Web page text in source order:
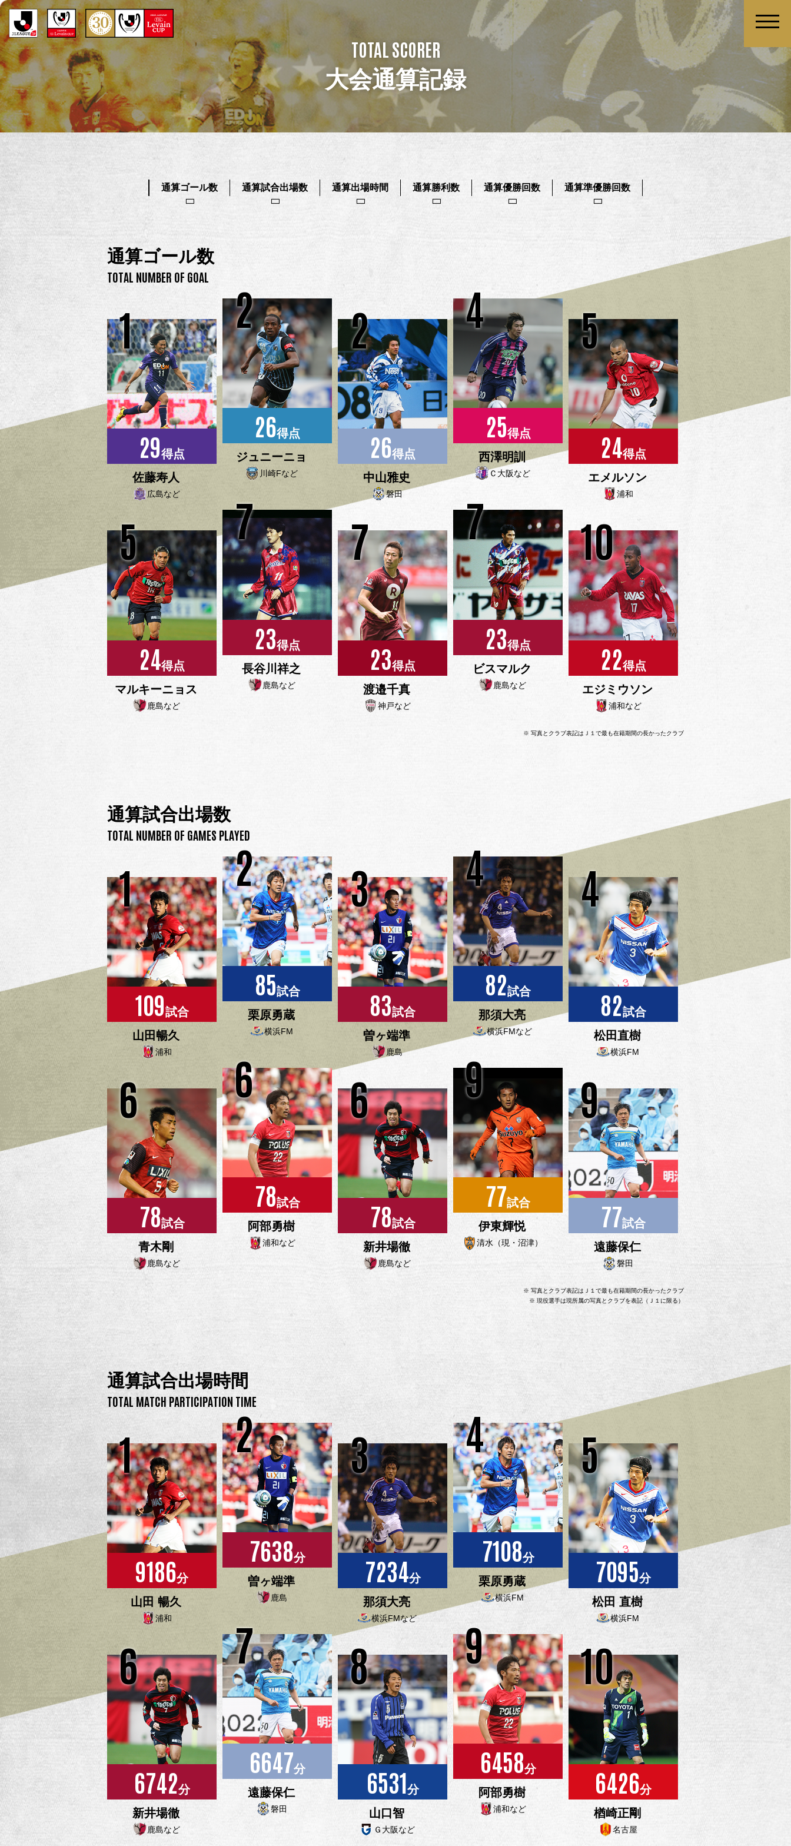
TOTAL SCORER
大会通算記録
通算ゴール数 通算試合出場数 通算出場時間 通算勝利数 通算優勝回数 通算準優勝回数
通算ゴール数
TOTAL NUMBER OF GOAL
1
29得点
佐藤寿人
広島など
2
26得点
ジュニーニョ
川崎Fなど
2
26得点
中山雅史
磐田
4
25得点
西澤明訓
Ｃ大阪など
5
24得点
エメルソン
浦和
5
24得点
マルキーニョス
鹿島など
7
23得点
長谷川祥之
鹿島など
7
23得点
渡邉千真
神戸など
7
23得点
ビスマルク
鹿島など
10
22得点
エジミウソン
浦和など
※ 写真とクラブ表記はＪ１で最も在籍期間の長かったクラブ
通算試合出場数
TOTAL NUMBER OF GAMES PLAYED
1
109試合
山田暢久
浦和
2
85試合
栗原勇蔵
横浜FM
3
83試合
曽ヶ端準
鹿島
4
82試合
那須大亮
横浜FMなど
4
82試合
松田直樹
横浜FM
6
78試合
青木剛
鹿島など
6
78試合
阿部勇樹
浦和など
6
78試合
新井場徹
鹿島など
9
77試合
伊東輝悦
清水（現・沼津）
9
77試合
遠藤保仁
磐田
※ 写真とクラブ表記はＪ１で最も在籍期間の長かったクラブ
※ 現役選手は現所属の写真とクラブを表記（Ｊ１に限る）
通算試合出場時間
TOTAL MATCH PARTICIPATION TIME
1
9186分
山田 暢久
浦和
2
7638分
曽ヶ端準
鹿島
3
7234分
那須大亮
横浜FMなど
4
7108分
栗原勇蔵
横浜FM
5
7095分
松田 直樹
横浜FM
6
6742分
新井場徹
鹿島など
7
6647分
遠藤保仁
磐田
8
6531分
山口智
Ｇ大阪など
9
6458分
阿部勇樹
浦和など
10
6426分
楢崎正剛
名古屋